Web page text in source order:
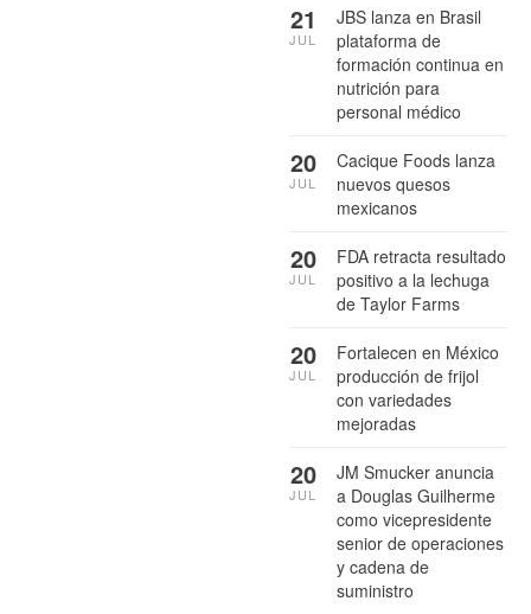
JBS lanza en Brasil
plataforma de
formación continua en
nutrición para
personal médico
21
JUL
Cacique Foods lanza
nuevos quesos
mexicanos
20
JUL
FDA retracta resultado
positivo a la lechuga
de Taylor Farms
20
JUL
Fortalecen en México
producción de frijol
con variedades
mejoradas
20
JUL
JM Smucker anuncia
a Douglas Guilherme
como vicepresidente
senior de operaciones
y cadena de
suministro
20
JUL